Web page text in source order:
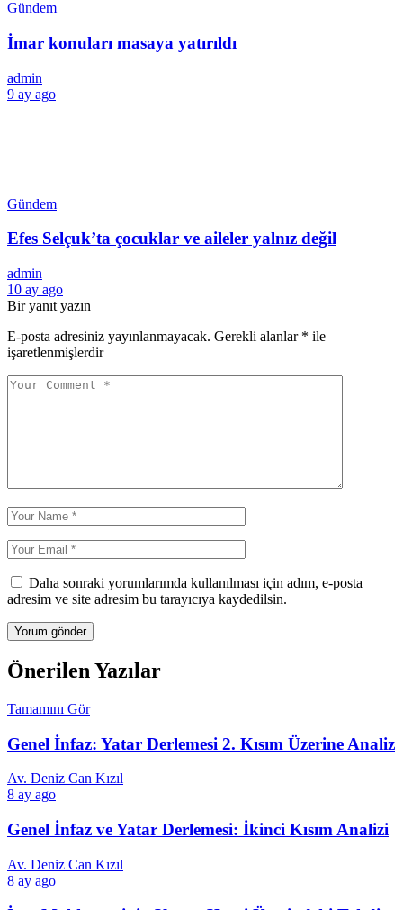
Gündem
İmar konuları masaya yatırıldı
admin
9 ay ago
Gündem
Efes Selçuk’ta çocuklar ve aileler yalnız değil
admin
10 ay ago
Bir yanıt yazın
E-posta adresiniz yayınlanmayacak. Gerekli alanlar * ile
işaretlenmişlerdir
Daha sonraki yorumlarımda kullanılması için adım, e-posta
adresim ve site adresim bu tarayıcıya kaydedilsin.
Önerilen Yazılar
Tamamını Gör
Genel İnfaz: Yatar Derlemesi 2. Kısım Üzerine Analiz
Av. Deniz Can Kızıl
8 ay ago
Genel İnfaz ve Yatar Derlemesi: İkinci Kısım Analizi
Av. Deniz Can Kızıl
8 ay ago